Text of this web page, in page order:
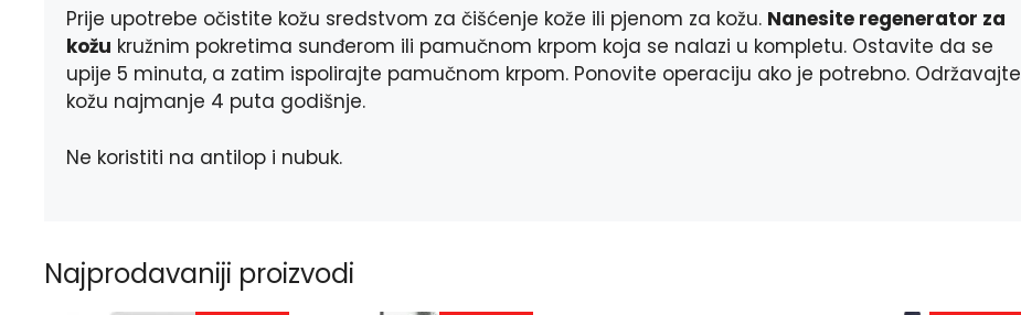
Prije upotrebe očistite kožu sredstvom za čišćenje kože ili pjenom za kožu. Nanesite regenerator za
kožu kružnim pokretima sunđerom ili pamučnom krpom koja se nalazi u kompletu. Ostavite da se
upije 5 minuta, a zatim ispolirajte pamučnom krpom. Ponovite operaciju ako je potrebno. Održavajte
kožu najmanje 4 puta godišnje.
Ne koristiti na antilop i nubuk.
Najprodavaniji proizvodi